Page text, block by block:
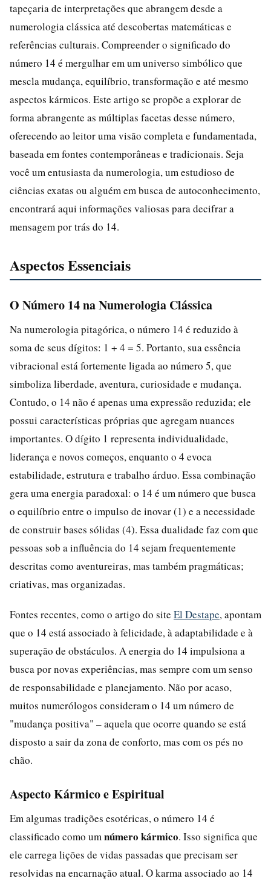
tapeçaria de interpretações que abrangem desde a
numerologia clássica até descobertas matemáticas e
referências culturais. Compreender o significado do
número 14 é mergulhar em um universo simbólico que
mescla mudança, equilíbrio, transformação e até mesmo
aspectos kármicos. Este artigo se propõe a explorar de
forma abrangente as múltiplas facetas desse número,
oferecendo ao leitor uma visão completa e fundamentada,
baseada em fontes contemporâneas e tradicionais. Seja
você um entusiasta da numerologia, um estudioso de
ciências exatas ou alguém em busca de autoconhecimento,
encontrará aqui informações valiosas para decifrar a
mensagem por trás do 14.
Aspectos Essenciais
O Número 14 na Numerologia Clássica
Na numerologia pitagórica, o número 14 é reduzido à
soma de seus dígitos: 1 + 4 = 5. Portanto, sua essência
vibracional está fortemente ligada ao número 5, que
simboliza liberdade, aventura, curiosidade e mudança.
Contudo, o 14 não é apenas uma expressão reduzida; ele
possui características próprias que agregam nuances
importantes. O dígito 1 representa individualidade,
liderança e novos começos, enquanto o 4 evoca
estabilidade, estrutura e trabalho árduo. Essa combinação
gera uma energia paradoxal: o 14 é um número que busca
o equilíbrio entre o impulso de inovar (1) e a necessidade
de construir bases sólidas (4). Essa dualidade faz com que
pessoas sob a influência do 14 sejam frequentemente
descritas como aventureiras, mas também pragmáticas;
criativas, mas organizadas.
Fontes recentes, como o artigo do site El Destape, apontam
que o 14 está associado à felicidade, à adaptabilidade e à
superação de obstáculos. A energia do 14 impulsiona a
busca por novas experiências, mas sempre com um senso
de responsabilidade e planejamento. Não por acaso,
muitos numerólogos consideram o 14 um número de
"mudança positiva" – aquela que ocorre quando se está
disposto a sair da zona de conforto, mas com os pés no
chão.
Aspecto Kármico e Espiritual
Em algumas tradições esotéricas, o número 14 é
classificado como um número kármico. Isso significa que
ele carrega lições de vidas passadas que precisam ser
resolvidas na encarnação atual. O karma associado ao 14